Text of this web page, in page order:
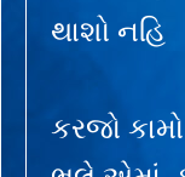
થાશો નહિ
કરજો